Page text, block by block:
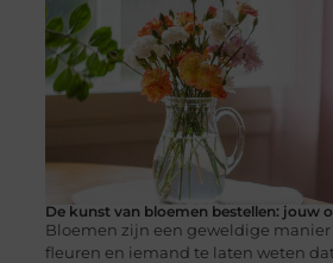
De kunst van bloemen bestellen: jouw
Bloemen zijn een geweldige manier
fleuren en iemand te laten weten